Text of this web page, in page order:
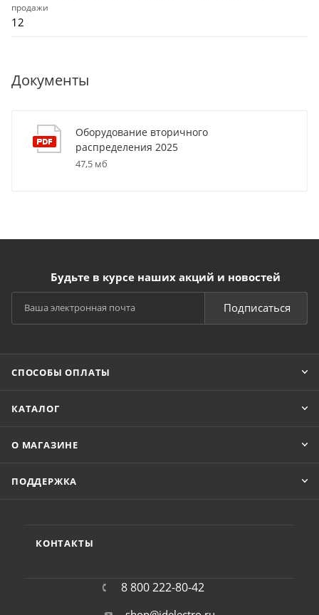
продажи
12
Документы
Оборудование вторичного
распределения 2025
47,5 мб
Будьте в курсе наших акций и новостей
Подписаться
СПОСОБЫ ОПЛАТЫ
КАТАЛОГ
О МАГАЗИНЕ
ПОДДЕРЖКА
КОНТАКТЫ
8 800 222-80-42